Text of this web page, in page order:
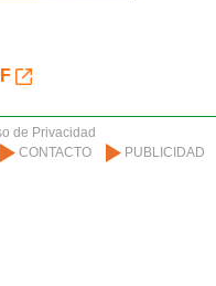
de Privacidad
CONTACTO
PUBLICIDAD